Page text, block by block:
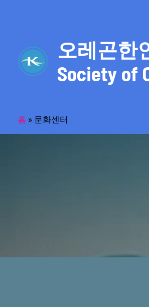
오레곤한
Society of
홈 » 문화센터